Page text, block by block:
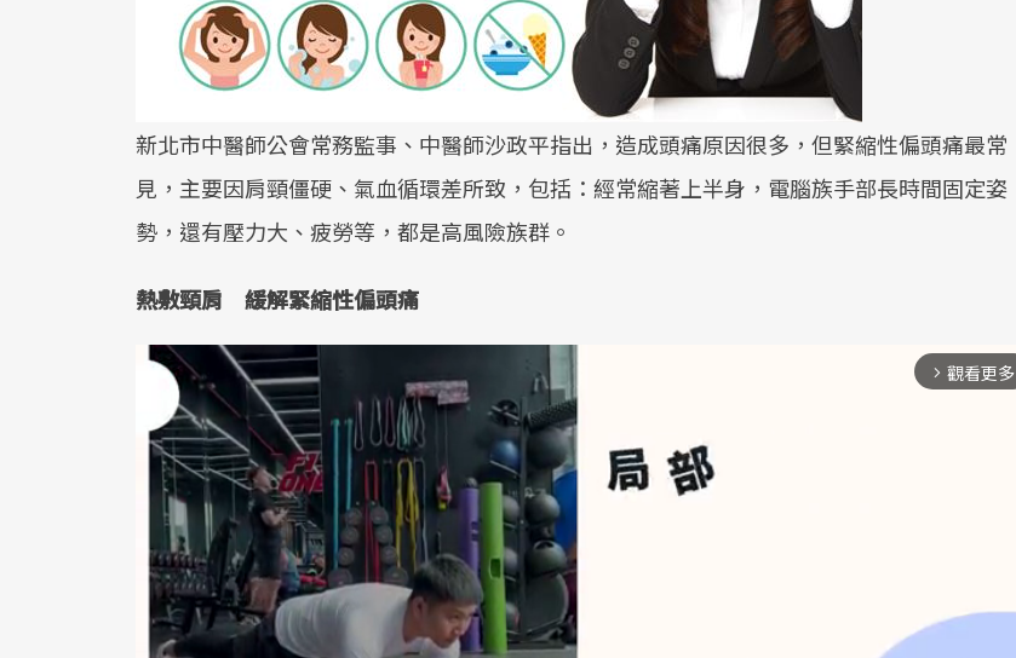
新北市中醫師公會常務監事、中醫師沙政平指出，造成頭痛原因很多，但緊縮性偏頭痛最常
見，主要因肩頸僵硬、氣血循環差所致，包括：經常縮著上半身，電腦族手部長時間固定姿
勢，還有壓力大、疲勞等，都是高風險族群。
熱敷頸肩 緩解緊縮性偏頭痛
arrow_forward_ios 觀看更多